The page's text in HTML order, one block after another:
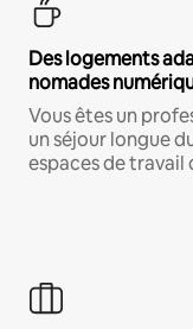
Des logements
nomades
Vous êtes un
un séjour longue
espaces de travail